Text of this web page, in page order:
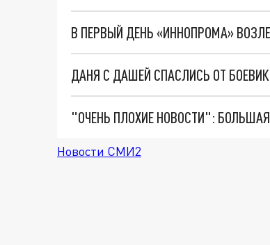
ДАНЯ С ДАШЕЙ СПАСЛИСЬ ОТ
Новости СМИ2